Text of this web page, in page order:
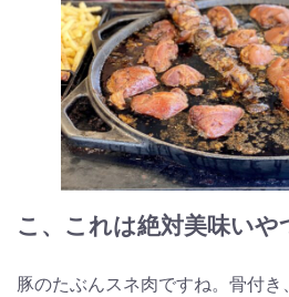
こ、これは絶対美味いや
豚のたぶんスネ肉ですね。骨付